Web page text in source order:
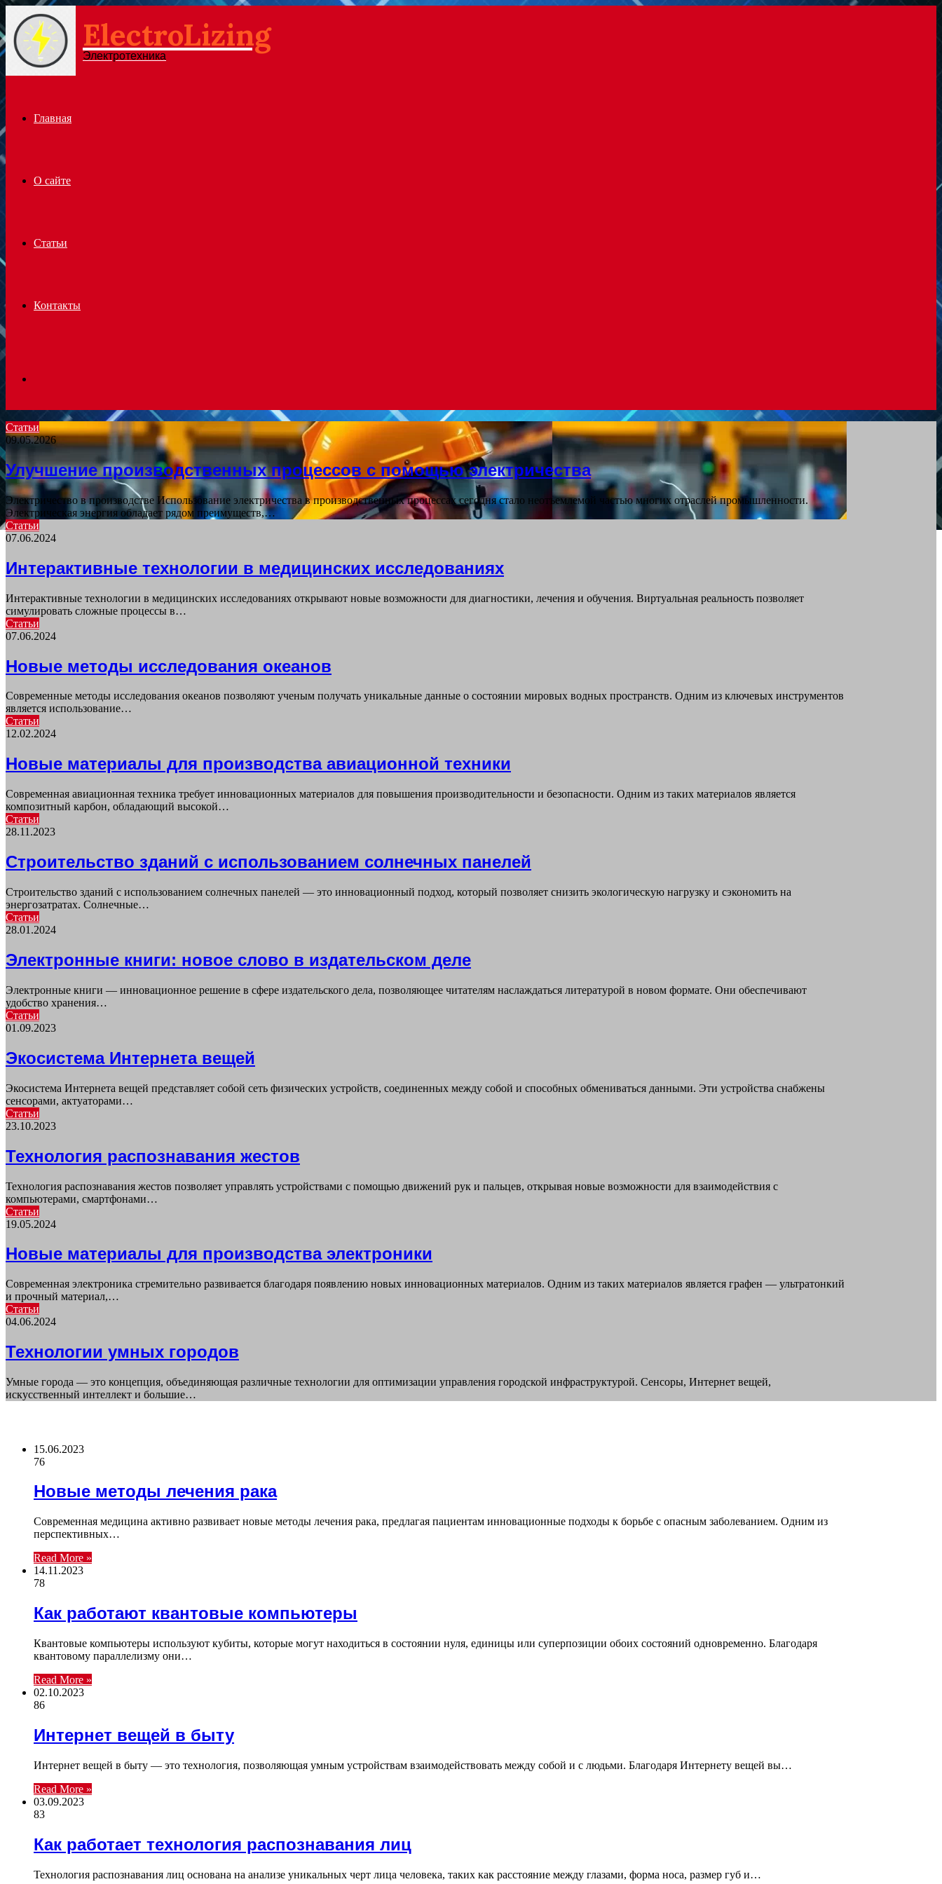
Menu ElectroLizing
Электротехника
Главная
О сайте
Статьи
Контакты
for
Статьи
09.05.2026
Улучшение производственных процессов с помощью электричества
Электричество в производстве Использование электричества в производственных процессах сегодня стало неотъемлемой частью многих отраслей промышленности.
Электрическая энергия обладает рядом преимуществ,…
Статьи
07.06.2024
Интерактивные технологии в медицинских исследованиях
Интерактивные технологии в медицинских исследованиях открывают новые возможности для диагностики, лечения и обучения. Виртуальная реальность позволяет
симулировать сложные процессы в…
Статьи
07.06.2024
Новые методы исследования океанов
Современные методы исследования океанов позволяют ученым получать уникальные данные о состоянии мировых водных пространств. Одним из ключевых инструментов
является использование…
Статьи
12.02.2024
Новые материалы для производства авиационной техники
Современная авиационная техника требует инновационных материалов для повышения производительности и безопасности. Одним из таких материалов является
композитный карбон, обладающий высокой…
Статьи
28.11.2023
Строительство зданий с использованием солнечных панелей
Строительство зданий с использованием солнечных панелей — это инновационный подход, который позволяет снизить экологическую нагрузку и сэкономить на
энергозатратах. Солнечные…
Статьи
28.01.2024
Электронные книги: новое слово в издательском деле
Электронные книги — инновационное решение в сфере издательского дела, позволяющее читателям наслаждаться литературой в новом формате. Они обеспечивают
удобство хранения…
Статьи
01.09.2023
Экосистема Интернета вещей
Экосистема Интернета вещей представляет собой сеть физических устройств, соединенных между собой и способных обмениваться данными. Эти устройства снабжены
сенсорами, актуаторами…
Статьи
23.10.2023
Технология распознавания жестов
Технология распознавания жестов позволяет управлять устройствами с помощью движений рук и пальцев, открывая новые возможности для взаимодействия с
компьютерами, смартфонами…
Статьи
19.05.2024
Новые материалы для производства электроники
Современная электроника стремительно развивается благодаря появлению новых инновационных материалов. Одним из таких материалов является графен — ультратонкий
и прочный материал,…
Статьи
04.06.2024
Технологии умных городов
Умные города — это концепция, объединяющая различные технологии для оптимизации управления городской инфраструктурой. Сенсоры, Интернет вещей,
искусственный интеллект и большие…
15.06.2023
76
Новые методы лечения рака
Современная медицина активно развивает новые методы лечения рака, предлагая пациентам инновационные подходы к борьбе с опасным заболеванием. Одним из
перспективных…
Read More »
14.11.2023
78
Как работают квантовые компьютеры
Квантовые компьютеры используют кубиты, которые могут находиться в состоянии нуля, единицы или суперпозиции обоих состояний одновременно. Благодаря
квантовому параллелизму они…
Read More »
02.10.2023
86
Интернет вещей в быту
Интернет вещей в быту — это технология, позволяющая умным устройствам взаимодействовать между собой и с людьми. Благодаря Интернету вещей вы…
Read More »
03.09.2023
83
Как работает технология распознавания лиц
Технология распознавания лиц основана на анализе уникальных черт лица человека, таких как расстояние между глазами, форма носа, размер губ и…